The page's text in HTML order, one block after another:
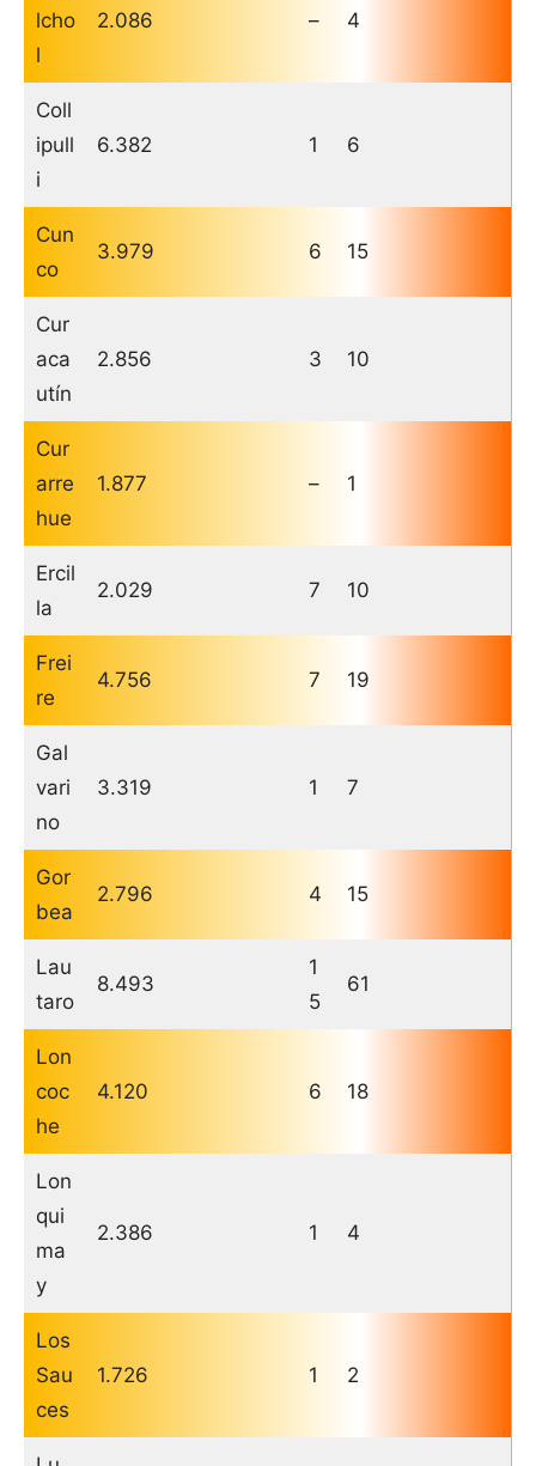
lcho
l
2.086 – 4
Coll
ipull
i
6.382 1 6
Cun
co
3.979 6 15
Cur
aca
utín
2.856 3 10
Cur
arre
hue
1.877 – 1
Ercil
la
2.029 7 10
Frei
re
4.756 7 19
Gal
vari
no
3.319 1 7
Gor
bea
2.796 4 15
Lau
taro
8.493
1
5
61
Lon
coc
he
4.120 6 18
Lon
qui
ma
y
2.386 1 4
Los
Sau
ces
1.726 1 2